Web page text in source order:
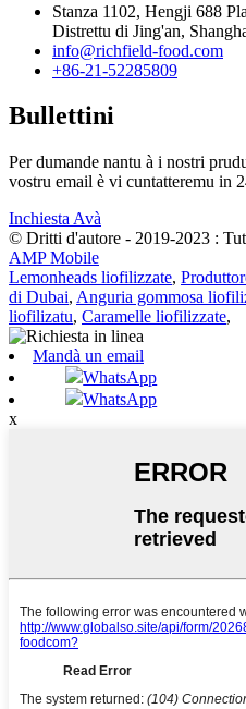
Stanza 1102, Hengji 688
Distrettu di Jing'an,
info@richfield-food.com
+86-21-52285809
Bullettini
Per dumande nantu à i nostri
vostru email è vi cuntatteremu in
Inchiesta Avà
© Dritti d'autore - 2019-2023 :
AMP Mobile
Lemonheads liofilizzate,
di Dubai, Anguria gommosa
liofilizatu, Caramelle liofilizzate,
Mandà un email
WhatsApp
WhatsApp
x